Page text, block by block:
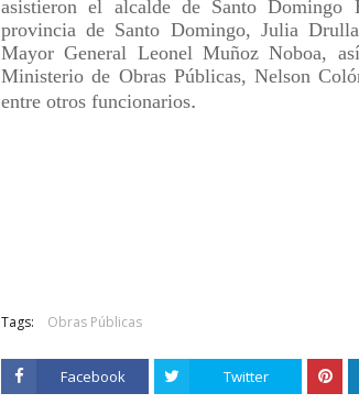
asistieron el alcalde de Santo Domingo
provincia de Santo Domingo, Julia
Mayor General Leonel Muñoz Noboa,
Ministerio de Obras Públicas, Nelson
entre otros funcionarios.
Tags: Obras Públicas
Facebook Twitter